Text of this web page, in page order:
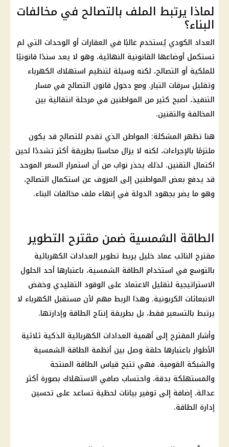
لماذا يرتبط الملف بالتصالح في مخالفات
البناء؟
العداد الكودي يُستخدم غالبًا في العقارات أو الوحدات التي لم
تستكمل أوضاعها القانونية النهائية، وهو لا يعد سندًا قانونيًا
للملكية أو التصالح، لكنه وسيلة لتنظيم استهلاك الكهرباء
وتقليل سرقات التيار. ومع دخول قانون التصالح في مسار
التنفيذ، أصبح كثير من المواطنين في مرحلة انتقالية بين
المخالفة والتقنين.
هنا تظهر المشكلة: المواطن الذي تقدم للتصالح قد يكون
ملتزمًا بالإجراءات، لكنه لا يزال محاسبًا بطريقة أكثر تشددًا لحين
اكتمال التقنين. لذلك يحذر نواب من أن استمرار السعر الموحد
قد يدفع بعض المواطنين إلى العزوف عن استكمال التصالح،
وهو ما يضر بجهود الدولة في إنهاء ملف مخالفات البناء.
الطاقة الشمسية ضمن مقترح التطوير
مقترح النائب عماد خليل يربط تطوير العدادات الكهربائية
بالتوسع في استخدام الطاقة الشمسية، باعتبارها أحد الحلول
الاستراتيجية لتقليل الاعتماد على الوقود التقليدي وخفض
الانبعاثات الكربونية. وهذا الربط مهم لأن مستقبل الكهرباء لا
يرتبط بالتسعير فقط، بل بطريقة إنتاج الطاقة وإدارتها.
وأشار المقترح إلى أهمية العدادات الكهربائية الذكية ثلاثية
الأطوار باعتبارها حلقة وصل بين أنظمة الطاقة الشمسية
والشبكة القومية. فهي تتيح قياس الطاقة المنتجة
والمستهلكة بدقة، واحتساب صافي الاستهلاك بصورة أكثر
عدالة، إضافة إلى توفير بيانات لحظية تساعد على تحسين
إدارة الطاقة.